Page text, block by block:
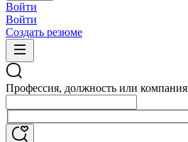
Войти
Войти
Создать резюме
Профессия, должность или компания